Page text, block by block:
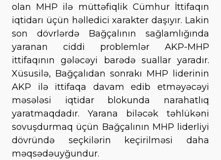
olan MHP ilə müttəfiqlik Cümhur İttifaqın
iqtidarı üçün həlledici xarakter daşıyır. Lakin
son dövrlərdə Bağçalının sağlamlığında
yaranan ciddi problemlər AKP-MHP
ittifaqının gələcəyi barədə suallar yaradır.
Xüsusilə, Bağçalıdan sonrakı MHP liderinin
AKP ilə ittifaqa davam edib etməyəcəyi
məsələsi iqtidar blokunda narahatlıq
yaratmaqdadır. Yarana biləcək təhlükəni
sovuşdurmaq üçün Bağçalının MHP liderliyi
dövründə seçkilərin keçirilməsi daha
məqsədəuyğundur.